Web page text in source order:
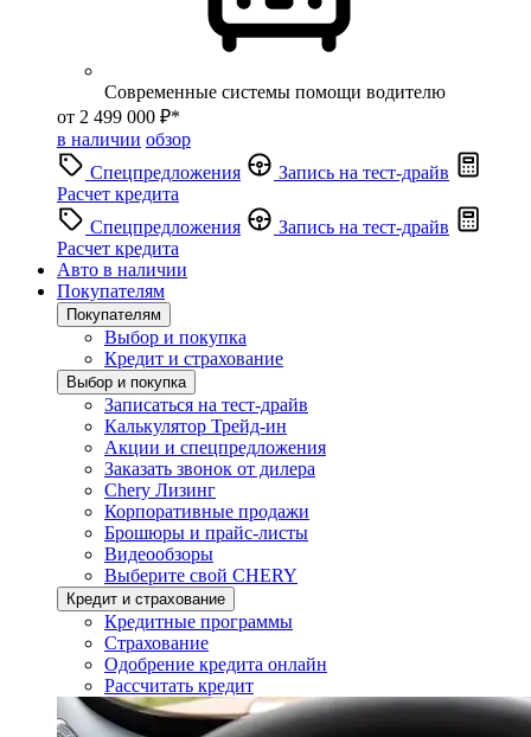
Современные системы помощи водителю
от 2 499 000 ₽*
в наличии обзор
Спецпредложения
Запись на тест-драйв
Расчет кредита
Спецпредложения
Запись на тест-драйв
Расчет кредита
Авто в наличии
Покупателям
Покупателям
Выбор и покупка
Кредит и страхование
Выбор и покупка
Записаться на тест-драйв
Калькулятор Трейд-ин
Акции и спецпредложения
Заказать звонок от дилера
Chery Лизинг
Корпоративные продажи
Брошюры и прайс-листы
Видеообзоры
Выберите свой CHERY
Кредит и страхование
Кредитные программы
Страхование
Одобрение кредита онлайн
Рассчитать кредит